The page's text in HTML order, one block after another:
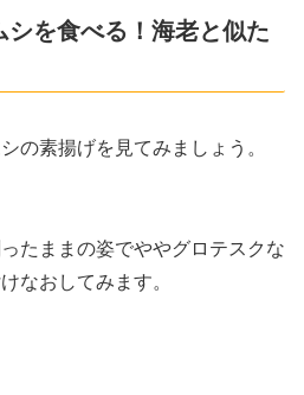
シを食べる！海老と似た
の素揚げを見てみましょう。
たままの姿でややグロテスクな
なおしてみます。